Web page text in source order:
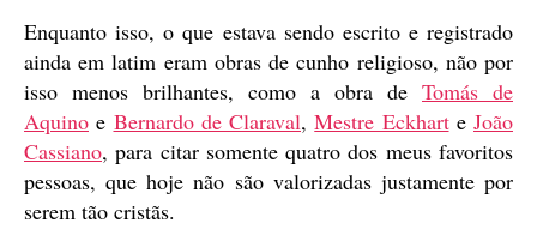
Enquanto isso, o que estava sendo escrito e registrado
ainda em latim eram obras de cunho religioso, não por
isso menos brilhantes, como a obra de Tomás de
Aquino e Bernardo de Claraval,Mestre Eckharte João
Cassiano, para citar somente quatro dos meus favoritos
pessoas, que hoje não são valorizadas justamente por
serem tão cristãs.